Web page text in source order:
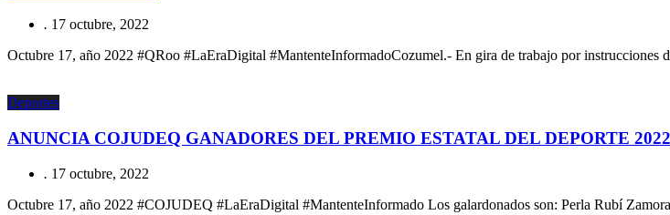
. 17 octubre, 2022
Octubre 17, año 2022 #QRoo #LaEraDigital #MantenteInformadoCozumel.- En gira de trabajo por instrucciones
Deportes
ANUNCIA COJUDEQ GANADORES DEL PREMIO ESTATAL DEL DEPORTE 2022
. 17 octubre, 2022
Octubre 17, año 2022 #COJUDEQ #LaEraDigital #MantenteInformado Los galardonados son: Perla Rubí